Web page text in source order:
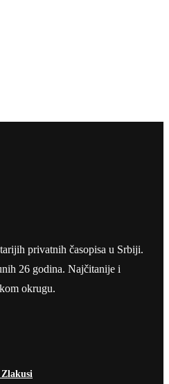
privatnih časopisa u Srbiji.
26 godina. Najčitanije i
okrugu.